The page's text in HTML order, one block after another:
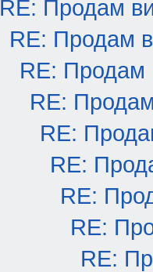
RE: Продам
RE: Продам
RE: Продам
RE:
RE:
RE:
RE:
RE:
RE: